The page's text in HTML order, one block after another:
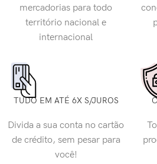
mercadorias para todo
território nacional e
internacional
TUDO EM ATÉ 6X S/JUROS
Divida a sua conta no cartão
de crédito, sem pesar para
você!